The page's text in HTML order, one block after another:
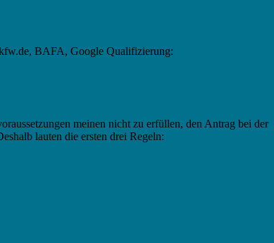
BAFA, Google Qualifizierung:
meinen nicht zu erfüllen, den Antrag bei der
lauten die ersten drei Regeln: